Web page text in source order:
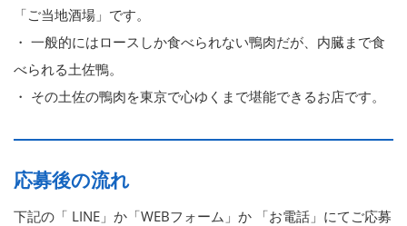
「ご当地酒場」です。
・ 一般的にはロースしか食べられない鴨肉だが、内臓まで食
べられる土佐鴨。
・ その土佐の鴨肉を東京で心ゆくまで堪能できるお店です。
応募後の流れ
下記の「 LINE」か「WEBフォーム」か 「お電話」にてご応募